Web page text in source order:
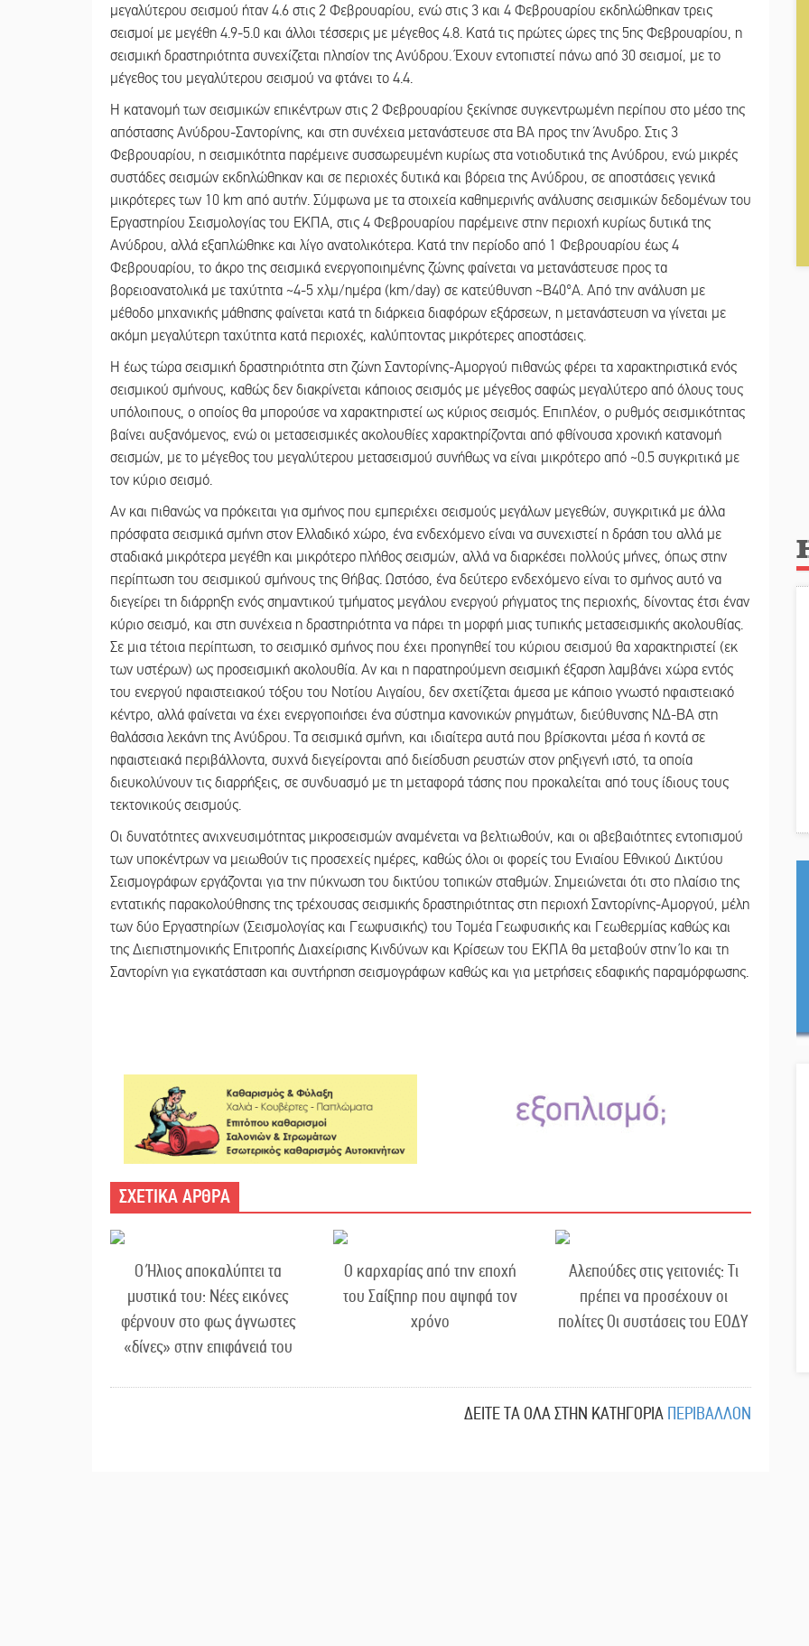
μεγαλύτερου σεισμού ήταν 4.6 στις 2 Φεβρουαρίου, ενώ στις 3 και 4 Φεβρουαρίου εκδηλώθηκαν τρεις
σεισμοί με μεγέθη 4.9-5.0 και άλλοι τέσσερις με μέγεθος 4.8. Κατά τις πρώτες ώρες της 5ης Φεβρουαρίου, η
σεισμική δραστηριότητα συνεχίζεται πλησίον της Ανύδρου. Έχουν εντοπιστεί πάνω από 30 σεισμοί, με το
μέγεθος του μεγαλύτερου σεισμού να φτάνει το 4.4.
Η κατανομή των σεισμικών επικέντρων στις 2 Φεβρουαρίου ξεκίνησε συγκεντρωμένη περίπου στο μέσο της
απόστασης Ανύδρου-Σαντορίνης, και στη συνέχεια μετανάστευσε στα ΒΑ προς την Άνυδρο. Στις 3
Φεβρουαρίου, η σεισμικότητα παρέμεινε συσσωρευμένη κυρίως στα νοτιοδυτικά της Ανύδρου, ενώ μικρές
συστάδες σεισμών εκδηλώθηκαν και σε περιοχές δυτικά και βόρεια της Ανύδρου, σε αποστάσεις γενικά
μικρότερες των 10 km από αυτήν. Σύμφωνα με τα στοιχεία καθημερινής ανάλυσης σεισμικών δεδομένων του
Εργαστηρίου Σεισμολογίας του ΕΚΠΑ, στις 4 Φεβρουαρίου παρέμεινε στην περιοχή κυρίως δυτικά της
Ανύδρου, αλλά εξαπλώθηκε και λίγο ανατολικότερα. Κατά την περίοδο από 1 Φεβρουαρίου έως 4
Φεβρουαρίου, το άκρο της σεισμικά ενεργοποιημένης ζώνης φαίνεται να μετανάστευσε προς τα
βορειοανατολικά με ταχύτητα ~4-5 χλμ/ημέρα (km/day) σε κατεύθυνση ~Β40°Α. Από την ανάλυση με
μέθοδο μηχανικής μάθησης φαίνεται κατά τη διάρκεια διαφόρων εξάρσεων, η μετανάστευση να γίνεται με
ακόμη μεγαλύτερη ταχύτητα κατά περιοχές, καλύπτοντας μικρότερες αποστάσεις.
Η έως τώρα σεισμική δραστηριότητα στη ζώνη Σαντορίνης-Αμοργού πιθανώς φέρει τα χαρακτηριστικά ενός
σεισμικού σμήνους, καθώς δεν διακρίνεται κάποιος σεισμός με μέγεθος σαφώς μεγαλύτερο από όλους τους
υπόλοιπους, ο οποίος θα μπορούσε να χαρακτηριστεί ως κύριος σεισμός. Επιπλέον, ο ρυθμός σεισμικότητας
βαίνει αυξανόμενος, ενώ οι μετασεισμικές ακολουθίες χαρακτηρίζονται από φθίνουσα χρονική κατανομή
σεισμών, με το μέγεθος του μεγαλύτερου μετασεισμού συνήθως να είναι μικρότερο από ~0.5 συγκριτικά με
τον κύριο σεισμό.
Αν και πιθανώς να πρόκειται για σμήνος που εμπεριέχει σεισμούς μεγάλων μεγεθών, συγκριτικά με άλλα
πρόσφατα σεισμικά σμήνη στον Ελλαδικό χώρο, ένα ενδεχόμενο είναι να συνεχιστεί η δράση του αλλά με
σταδιακά μικρότερα μεγέθη και μικρότερο πλήθος σεισμών, αλλά να διαρκέσει πολλούς μήνες, όπως στην
περίπτωση του σεισμικού σμήνους της Θήβας. Ωστόσο, ένα δεύτερο ενδεχόμενο είναι το σμήνος αυτό να
διεγείρει τη διάρρηξη ενός σημαντικού τμήματος μεγάλου ενεργού ρήγματος της περιοχής, δίνοντας έτσι έναν
κύριο σεισμό, και στη συνέχεια η δραστηριότητα να πάρει τη μορφή μιας τυπικής μετασεισμικής ακολουθίας.
Σε μια τέτοια περίπτωση, το σεισμικό σμήνος που έχει προηγηθεί του κύριου σεισμού θα χαρακτηριστεί (εκ
των υστέρων) ως προσεισμική ακολουθία. Αν και η παρατηρούμενη σεισμική έξαρση λαμβάνει χώρα εντός
του ενεργού ηφαιστειακού τόξου του Νοτίου Αιγαίου, δεν σχετίζεται άμεσα με κάποιο γνωστό ηφαιστειακό
κέντρο, αλλά φαίνεται να έχει ενεργοποιήσει ένα σύστημα κανονικών ρηγμάτων, διεύθυνσης ΝΔ-ΒΑ στη
θαλάσσια λεκάνη της Ανύδρου. Τα σεισμικά σμήνη, και ιδιαίτερα αυτά που βρίσκονται μέσα ή κοντά σε
ηφαιστειακά περιβάλλοντα, συχνά διεγείρονται από διείσδυση ρευστών στον ρηξιγενή ιστό, τα οποία
διευκολύνουν τις διαρρήξεις, σε συνδυασμό με τη μεταφορά τάσης που προκαλείται από τους ίδιους τους
τεκτονικούς σεισμούς.
Οι δυνατότητες ανιχνευσιμότητας μικροσεισμών αναμένεται να βελτιωθούν, και οι αβεβαιότητες εντοπισμού
των υποκέντρων να μειωθούν τις προσεχείς ημέρες, καθώς όλοι οι φορείς του Ενιαίου Εθνικού Δικτύου
Σεισμογράφων εργάζονται για την πύκνωση του δικτύου τοπικών σταθμών. Σημειώνεται ότι στο πλαίσιο της
εντατικής παρακολούθησης της τρέχουσας σεισμικής δραστηριότητας στη περιοχή Σαντορίνης-Αμοργού, μέλη
των δύο Εργαστηρίων (Σεισμολογίας και Γεωφυσικής) του Τομέα Γεωφυσικής και Γεωθερμίας καθώς και
της Διεπιστημονικής Επιτροπής Διαχείρισης Κινδύνων και Κρίσεων του ΕΚΠΑ θα μεταβούν στην Ίο και τη
Σαντορίνη για εγκατάσταση και συντήρηση σεισμογράφων καθώς και για μετρήσεις εδαφικής παραμόρφωσης.
ΣΧΕΤΙΚΑ ΑΡΘΡΑ
Ο Ήλιος αποκαλύπτει τα
μυστικά του: Νέες εικόνες
φέρνουν στο φως άγνωστες
«δίνες» στην επιφάνειά του
Ο καρχαρίας από την εποχή
του Σαίξπηρ που αψηφά τον
χρόνο
Αλεπούδες στις γειτονιές: Τι
πρέπει να προσέχουν οι
πολίτες Οι συστάσεις του ΕΟΔΥ
ΔΕΙΤΕ ΤΑ ΟΛΑ ΣΤΗΝ ΚΑΤΗΓΟΡΙΑ ΠΕΡΙΒΑΛΛΟΝ